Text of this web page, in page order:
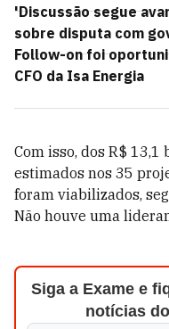
'Discussão segue
sobre disputa com
Follow-on foi
CFO da Isa Energia
Com isso, dos R$
estimados nos 35
foram viabilizados,
Não houve uma
Siga a Exame e
notícias